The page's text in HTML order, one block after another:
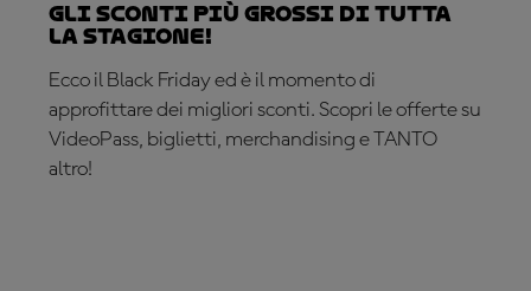
Gli sconti più grossi di tutta
la stagione!
Ecco il Black Friday ed è il momento di
approfittare dei migliori sconti. Scopri le offerte su
VideoPass, biglietti, merchandising e TANTO
altro!